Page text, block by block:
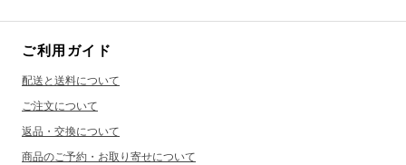
ご利用ガイド
配送と送料について
ご注文について
返品・交換について
商品のご予約・お取り寄せについて